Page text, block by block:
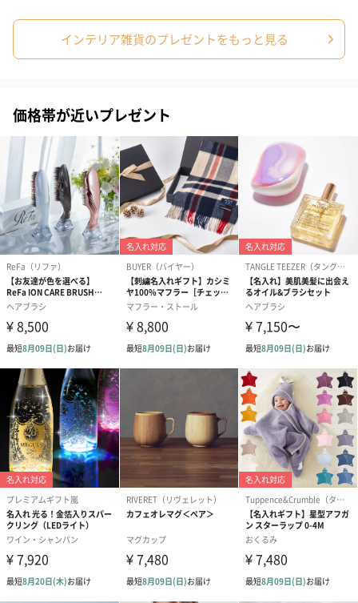
インテリア雑貨のプレゼントをもっと見る
価格帯が近いプレゼント